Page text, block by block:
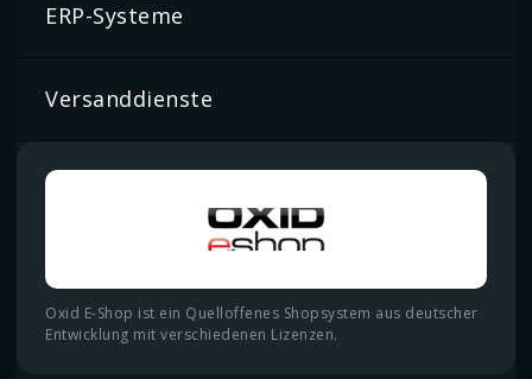
ERP-Systeme
Versanddienste
Oxid E-Shop ist ein Quelloffenes Shopsystem aus deutscher
Entwicklung mit verschiedenen Lizenzen.